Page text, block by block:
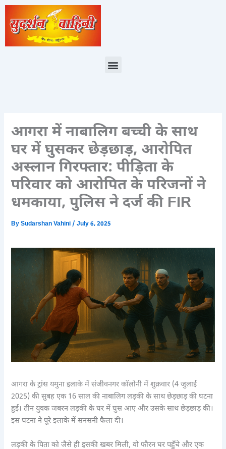
Skip
content
Menu
आगरा में नाबालिग बच्ची के साथ
घर में घुसकर छेड़छाड़, आरोपित
अस्लान गिरफ्तार: पीड़िता के
परिवार को आरोपित के परिजनों ने
धमकाया, पुलिस ने दर्ज की FIR
BySudarshan Vahini/July 6, 2025
आगरा के ट्रांस यमुना इलाके में संजीवनगर कॉलोनी में शुक्रवार (4 जुलाई
2025) की सुबह एक 16 साल की नाबालिग लड़की के साथ छेड़छाड़ की घटना
हुई। तीन युवक जबरन लड़की के घर में घुस आए और उसके साथ छेड़छाड़ की।
इस घटना ने पूरे इलाके में सनसनी फैला दी।
लड़की के पिता को जैसे ही इसकी खबर मिली, वो फौरन घर पहुँचे और एक